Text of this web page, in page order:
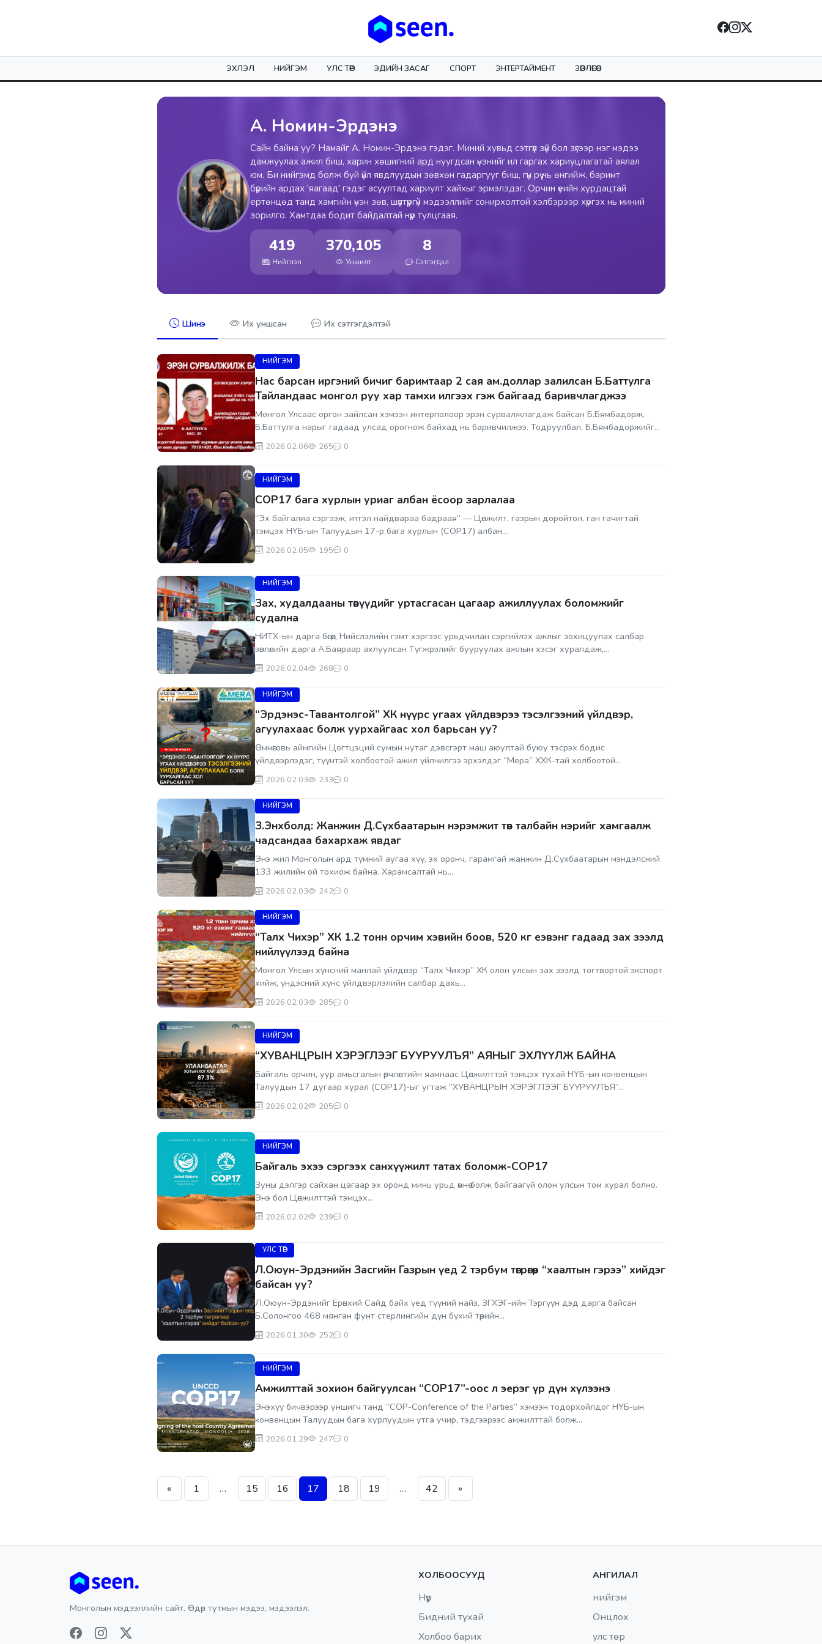
ЭХЛЭЛ НИЙГЭМ УЛС ТӨР ЭДИЙН ЗАСАГ СПОРТ ЭНТЕРТАЙМЕНТ ЗӨВЛӨГӨӨ
А. Номин-Эрдэнэ
Сайн байна уу? Намайг А. Номин-Эрдэнэ гэдэг. Миний хувьд сэтгүүл зүй бол зүгээр нэг мэдээ
дамжуулах ажил биш, харин хөшигний ард нуугдсан үнэнийг ил гаргах хариуцлагатай аялал
юм. Би нийгэмд болж буй үйл явдлуудын зөвхөн гадаргууг биш, гүн рүү нь өнгийж, баримт
бүрийн ардах 'яагаад' гэдэг асуултад хариулт хайхыг эрмэлздэг. Орчин үеийн хурдацтай
ертөнцөд танд хамгийн үнэн зөв, шүүлтүүргүй мэдээллийг сонирхолтой хэлбэрээр хүргэх нь миний
зорилго. Хамтдаа бодит байдалтай нүүр тулцгаая.
419
Нийтлэл
370,105
Уншилт
8
Сэтгэгдэл
Шинэ Их уншсан Их сэтгэгдэлтэй
НИЙГЭМ
Нас барсан иргэний бичиг баримтаар 2 сая ам.доллар залилсан Б.Баттулга
Тайландаас монгол руу хар тамхи илгээх гэж байгаад баривчлагджээ
Монгол Улсаас оргон зайлсан хэмээн интерполоор эрэн сурвалжлагдаж байсан Б.Бямбадорж,
Б.Баттулга нарыг гадаад улсад орогнож байхад нь баривчилжээ. Тодруулбал, Б.Бямбадоржийг
өнгөрсөн 2025...
2026.02.06 265 0
НИЙГЭМ
COP17 бага хурлын уриаг албан ёсоор зарлалаа
“Эх байгалиа сэргээж, итгэл найдвараа бадраая” — Цөлжилт, газрын доройтол, ган гачигтай
тэмцэх НҮБ-ын Талуудын 17-р бага хурлын (COP17) албан...
2026.02.05 195 0
НИЙГЭМ
Зах, худалдааны төвүүдийг уртасгасан цагаар ажиллуулах боломжийг
судална
НИТХ-ын дарга бөгөөд Нийслэлийн гэмт хэргээс урьдчилан сэргийлэх ажлыг зохицуулах салбар
зөвлөлийн дарга А.Баяраар ахлуулсан Түгжрэлийг бууруулах ажлын хэсэг хуралдаж,...
2026.02.04 268 0
НИЙГЭМ
“Эрдэнэс-Тавантолгой” ХК нүүрс угаах үйлдвэрээ тэсэлгээний үйлдвэр,
агуулахаас болж уурхайгаас хол барьсан уу?
Өмнөговь аймгийн Цогтцэций сумын нутаг дэвсгэрт маш аюултай буюу тэсрэх бодис
үйлдвэрлэдэг, түүнтэй холбоотой ажил үйлчилгээ эрхэлдэг “Мера” ХХК-тай холбоотой...
2026.02.03 233 0
НИЙГЭМ
З.Энхболд: Жанжин Д.Сүхбаатарын нэрэмжит төв талбайн нэрийг хамгаалж
чадсандаа бахархаж явдаг
Энэ жил Монголын ард түмний аугаа хүү, эх оронч, гарамгай жанжин Д.Сүхбаатарын мэндэлсний
133 жилийн ой тохиож байна. Харамсалтай нь...
2026.02.03 242 0
НИЙГЭМ
“Талх Чихэр” ХК 1.2 тонн орчим хэвийн боов, 520 кг еэвэнг гадаад зах зээлд
нийлүүлээд байна
Монгол Улсын хүнсний манлай үйлдвэр “Талх Чихэр” ХК олон улсын зах зээлд тогтвортой экспорт
хийж, үндэсний хүнс үйлдвэрлэлийн салбар дахь...
2026.02.03 285 0
НИЙГЭМ
“ХУВАНЦРЫН ХЭРЭГЛЭЭГ БУУРУУЛЪЯ” АЯНЫГ ЭХЛҮҮЛЖ БАЙНА
Байгаль орчин, уур амьсгалын өөрчлөлтийн яамнаас Цөлжилттэй тэмцэх тухай НҮБ-ын конвенцын
Талуудын 17 дугаар хурал (COP17)-ыг угтаж “ХУВАНЦРЫН ХЭРЭГЛЭЭГ БУУРУУЛЪЯ”...
2026.02.02 205 0
НИЙГЭМ
Байгаль эхээ сэргээх санхүүжилт татах боломж-COP17
Зуны дэлгэр сайхан цагаар эх оронд минь урьд өмнө болж байгаагүй олон улсын том хурал болно.
Энэ бол Цөлжилттэй тэмцэх...
2026.02.02 239 0
УЛС ТӨР
Л.Оюун-Эрдэнийн Засгийн Газрын үед 2 тэрбум төгрөгөөр “хаалтын гэрээ” хийдэг
байсан уу?
Л.Оюун-Эрдэнийг Ерөнхий Сайд байх үед түүний найз, ЗГХЭГ-ийн Тэргүүн дэд дарга байсан
Б.Солонгоо 468 мянган фунт стерлингийн дүн бүхий төрийн...
2026.01.30 252 0
НИЙГЭМ
Амжилттай зохион байгуулсан “СОР17”-оос л эерэг үр дүн хүлээнэ
Энэхүү бичвэрээр уншигч танд “СОР-Conference of the Parties” хэмээн тодорхойлдог НҮБ-ын
конвенцын Талуудын бага хурлуудын утга учир, тэдгээрээс амжилттай болж...
2026.01.29 247 0
« 1 … 15 16 17 18 19 … 42 »
Монголын мэдээллийн сайт. Өдөр тутмын мэдээ, мэдээлэл.
ХОЛБООСУУД
Нүүр
Бидний тухай
Холбоо барих
АНГИЛАЛ
нийгэм
Онцлох
улс төр